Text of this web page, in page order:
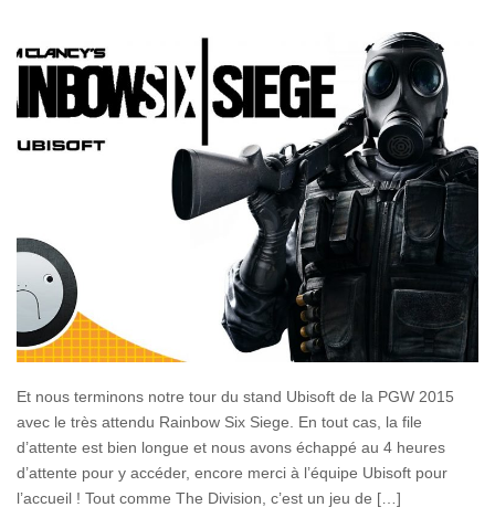
Et nous terminons notre tour du stand Ubisoft de la PGW 2015
avec le très attendu Rainbow Six Siege. En tout cas, la file
d’attente est bien longue et nous avons échappé au 4 heures
d’attente pour y accéder, encore merci à l’équipe Ubisoft pour
l’accueil ! Tout comme The Division, c’est un jeu de […]